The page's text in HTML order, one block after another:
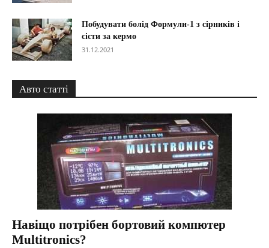
Побудувати болід Формули-1 з сірників і
сісти за кермо
31.12.2021
Авто статті
Навіщо потрібен бортовий компютер
Multitronics?